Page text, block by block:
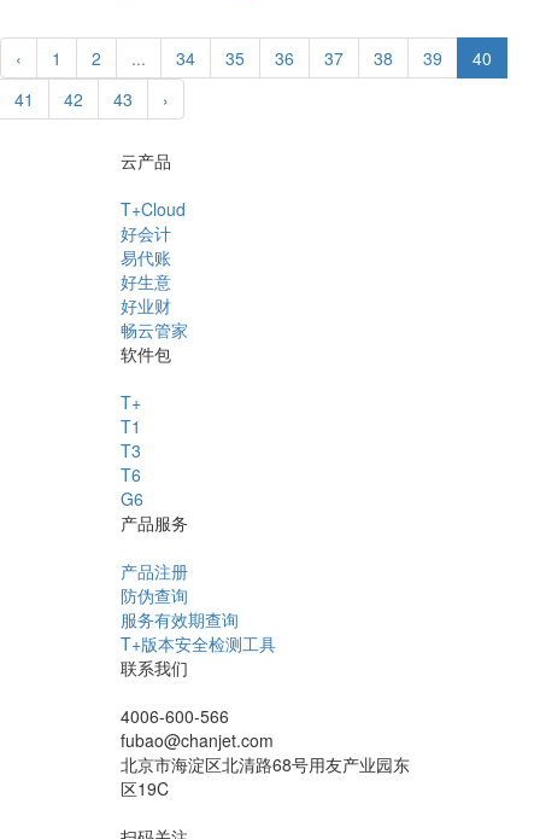
‹ 1 2 ... 34 35 36 37 38 39
40
41
42 43 ›
云产品
T+Cloud
好会计
易代账
好生意
好业财
畅云管家
软件包
T+
T1
T3
T6
G6
产品服务
产品注册
防伪查询
服务有效期查询
T+版本安全检测工具
联系我们
4006-600-566
fubao@chanjet.com
北京市海淀区北清路68号用友产业园东
区19C